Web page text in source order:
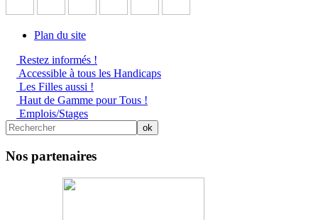
Plan du site
Restez informés !
Accessible à tous les Handicaps
Les Filles aussi !
Haut de Gamme pour Tous !
Emplois/Stages
Nos partenaires